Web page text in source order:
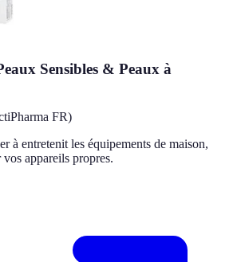
Sensibles & Peaux à
FR)
à entretenit les équipements de maison,
appareils propres.